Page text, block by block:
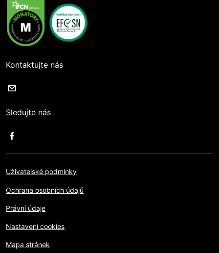
Kontaktujte nás
Sledujte nás
Uživatelské podmínky
Ochrana osobních údajů
Právní údaje
Nastavení cookies
Mapa stránek